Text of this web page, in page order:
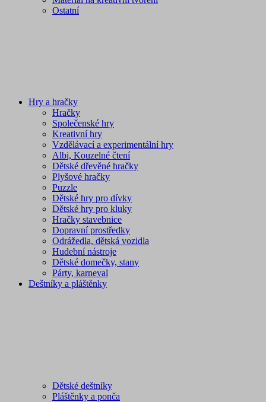
Ostatní
Hry a hračky
Hračky
Společenské hry
Kreativní hry
Vzdělávací a experimentální hry
Albi, Kouzelné čtení
Dětské dřevěné hračky
Plyšové hračky
Puzzle
Dětské hry pro dívky
Dětské hry pro kluky
Hračky stavebnice
Dopravní prostředky
Odrážedla, dětská vozidla
Hudební nástroje
Dětské domečky, stany
Párty, karneval
Deštníky a pláštěnky
Dětské deštníky
Pláštěnky a ponča